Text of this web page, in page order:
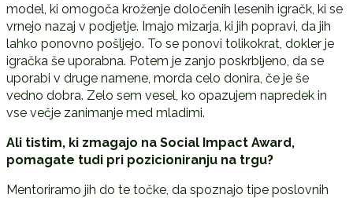
model, ki omogoča kroženje določenih lesenih igračk, ki se
vrnejo nazaj v podjetje. Imajo mizarja, ki jih popravi, da jih
lahko ponovno pošljejo. To se ponovi tolikokrat, dokler je
igračka še uporabna. Potem je zanjo poskrbljeno, da se
uporabi v druge namene, morda celo donira, če je še
vedno dobra. Zelo sem vesel, ko opazujem napredek in
vse večje zanimanje med mladimi.
Ali tistim, ki zmagajo na Social Impact Award,
pomagate tudi pri pozicioniranju na trgu?
Mentoriramo jih do te točke, da spoznajo tipe poslovnih